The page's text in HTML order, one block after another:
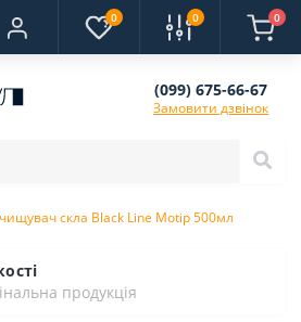
0 0 0
(099) 675-66-67
Замовити дзвінок
скла Black Line Motip 500мл
продукція